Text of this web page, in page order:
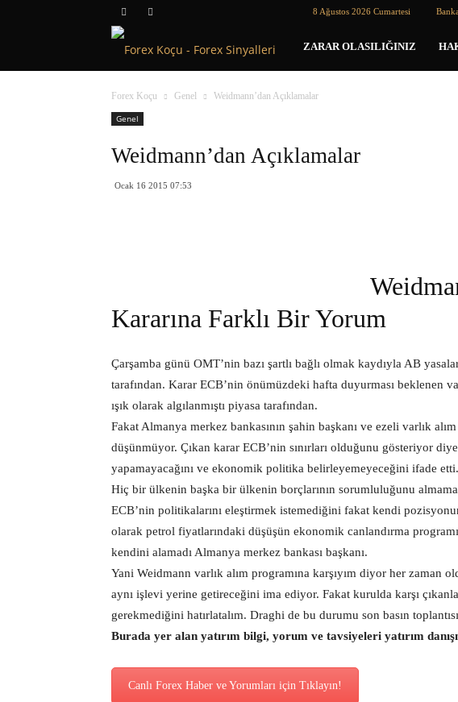
8 Ağustos 2026 Cumartesi
Forex
Koçu
ZARAR OLASILIĞINIZ
Forex Koçu Genel
Weidmann’dan Açıklamalar
Genel
Weidmann’dan Açıklamalar
Ocak 16 2015 07:53
Kararına Farklı Bir Yorum
Çarşamba günü OMT’nin bazı şartlı bağlı olmak kaydıyla AB
tarafından. Karar ECB’nin önümüzdeki hafta duyurması beklenen
ışık olarak algılanmıştı piyasa tarafından.
Fakat Almanya merkez bankasının şahin başkanı ve ezeli varlık
düşünmüyor. Çıkan karar ECB’nin sınırları olduğunu gösteriyor
yapamayacağını ve ekonomik politika belirleyemeyeceğini ifade etti.
Hiç bir ülkenin başka bir ülkenin borçlarının sorumluluğunu
ECB’nin politikalarını eleştirmek istemediğini fakat kendi
olarak petrol fiyatlarındaki düşüşün ekonomik canlandırma
kendini alamadı Almanya merkez bankası başkanı.
Yani Weidmann varlık alım programına karşıyım diyor her zaman
aynı işlevi yerine getireceğini ima ediyor. Fakat kurulda karşı
gerekmediğini hatırlatalım. Draghi de bu durumu son basın
Burada yer alan yatırım bilgi, yorum ve tavsiyeleri yatırım
Canlı Forex Haber ve Yorumları için Tıklayın!